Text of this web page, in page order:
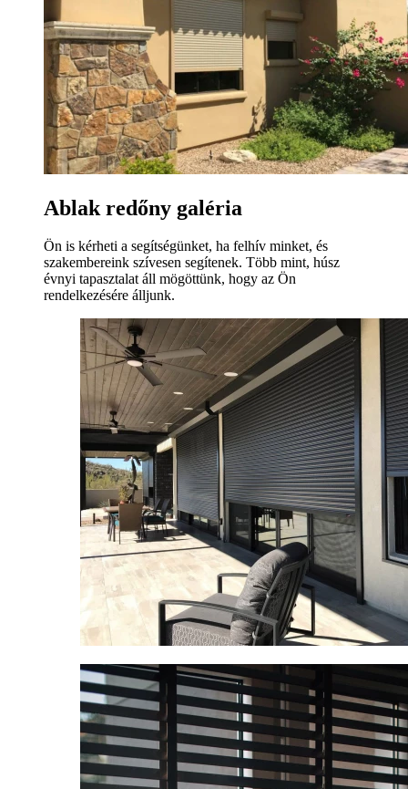
Ablak redőny galéria
Ön is kérheti a segítségünket, ha felhív minket, és
szakembereink szívesen segítenek. Több mint, húsz
évnyi tapasztalat áll mögöttünk, hogy az Ön
rendelkezésére álljunk.